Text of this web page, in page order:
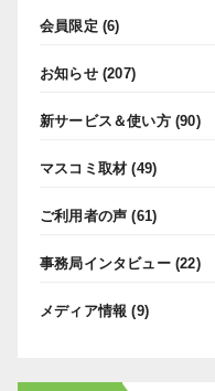
会員限定 (6)
お知らせ(207)
新サービス＆使い方(90)
マスコミ取材 (49)
ご利用者の声 (61)
事務局インタビュー(22)
メディア情報 (9)